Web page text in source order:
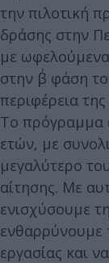
την πιλοτική
δράσης στην
με
στην β΄ φάση
περιφέρεια
Το πρόγραμμα
ετών, με
μεγαλύτερο
αίτησης. Με
ενισχύσουμε
ενθαρρύνουμε
εργασίας και